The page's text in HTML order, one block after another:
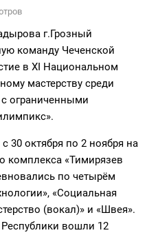
г.Грозный
команду Чеченской
в XI Национальном
мастерству среди
ограниченными
30 октября по 2 ноября на
комплекса «Тимирязев
по четырём
«Социальная
(вокал)» и «Швея».
вошли 12